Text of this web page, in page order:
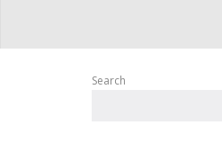
Search